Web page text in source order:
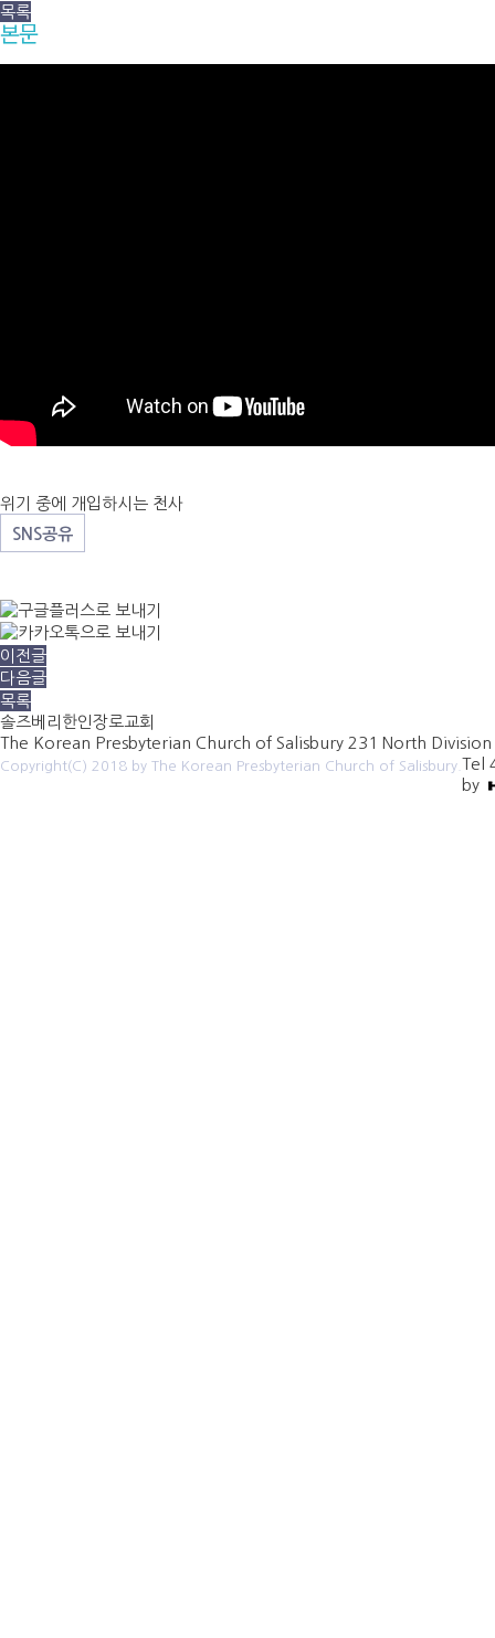
목록
본문
위기 중에 개입하시는 천사
SNS공유
이전글
다음글
목록
솔즈베리한인장로교회
The Korean Presbyterian Church of Salisbury 231 North
Tel
Copyright(C) 2018 by The Korean Presbyterian Church of Salisbury.
by